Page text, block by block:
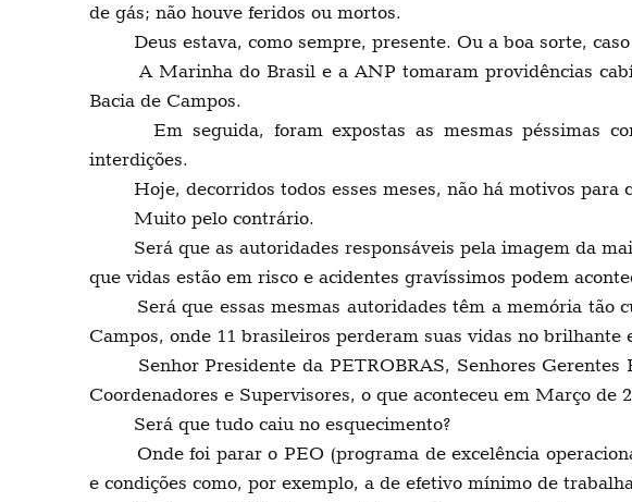
de gás; não houve feridos ou mortos.
Deus estava, como sempre, presente. Ou a boa sorte, caso
A Marinha do Brasil e a ANP tomaram providências
Bacia de Campos.
Em seguida, foram expostas as mesmas péssimas
interdições.
Hoje, decorridos todos esses meses, não há motivos para
Muito pelo contrário.
Será que as autoridades responsáveis pela imagem da
que vidas estão em risco e acidentes gravíssimos podem
Será que essas mesmas autoridades têm a memória tão
Campos, onde 11 brasileiros perderam suas vidas no brilhante
Senhor Presidente da PETROBRAS, Senhores Gerentes
Coordenadores e Supervisores, o que aconteceu em Março de
Será que tudo caiu no esquecimento?
Onde foi parar o PEO (programa de excelência
e condições como, por exemplo, a de efetivo mínimo de